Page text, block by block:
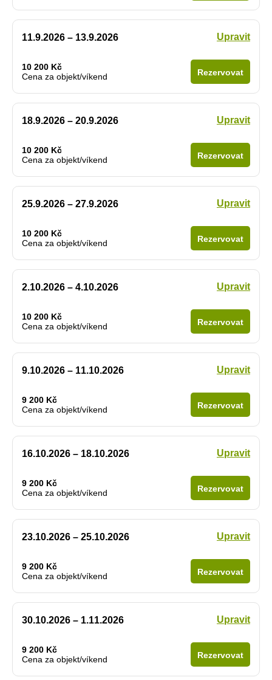
11.9.2026 – 13.9.2026 Upravit
10 200 Kč
Cena za objekt/víkend
Rezervovat
18.9.2026 – 20.9.2026 Upravit
10 200 Kč
Cena za objekt/víkend
Rezervovat
25.9.2026 – 27.9.2026 Upravit
10 200 Kč
Cena za objekt/víkend
Rezervovat
2.10.2026 – 4.10.2026 Upravit
10 200 Kč
Cena za objekt/víkend
Rezervovat
9.10.2026 – 11.10.2026 Upravit
9 200 Kč
Cena za objekt/víkend
Rezervovat
16.10.2026 – 18.10.2026 Upravit
9 200 Kč
Cena za objekt/víkend
Rezervovat
23.10.2026 – 25.10.2026 Upravit
9 200 Kč
Cena za objekt/víkend
Rezervovat
30.10.2026 – 1.11.2026 Upravit
9 200 Kč
Cena za objekt/víkend
Rezervovat